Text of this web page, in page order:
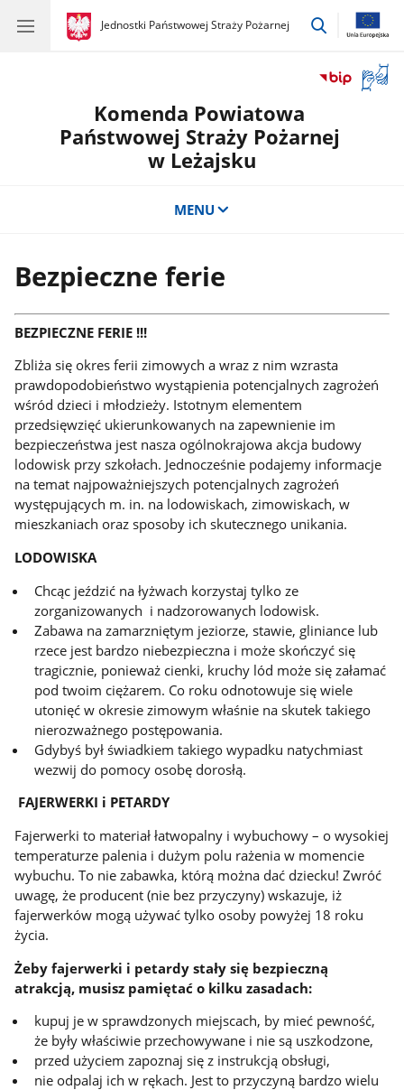
gov.pl
Jednostki Państwowej Straży Pożarnej
gov.pl
Jednostki
przejdź
okno
Komenda Powiatowa
Państwowej Straży Pożarnej
w Leżajsku
MENU
Bezpieczne ferie
BEZPIECZNE FERIE !!!
Zbliża się okres ferii zimowych a wraz z nim wzrasta
prawdopodobieństwo wystąpienia potencjalnych zagrożeń
wśród dzieci i młodzieży. Istotnym elementem
przedsięwzięć ukierunkowanych na zapewnienie im
bezpieczeństwa jest nasza ogólnokrajowa akcja budowy
lodowisk przy szkołach. Jednocześnie podajemy informacje
na temat najpoważniejszych potencjalnych zagrożeń
występujących m. in. na lodowiskach, zimowiskach, w
mieszkaniach oraz sposoby ich skutecznego unikania.
LODOWISKA
Chcąc jeździć na łyżwach korzystaj tylko ze
zorganizowanych i nadzorowanych lodowisk.
Zabawa na zamarzniętym jeziorze, stawie, gliniance lub
rzece jest bardzo niebezpieczna i może skończyć się
tragicznie, ponieważ cienki, kruchy lód może się załamać
pod twoim ciężarem. Co roku odnotowuje się wiele
utonięć w okresie zimowym właśnie na skutek takiego
nierozważnego postępowania.
Gdybyś był świadkiem takiego wypadku natychmiast
wezwij do pomocy osobę dorosłą.
FAJERWERKI i PETARDY
Fajerwerki to materiał łatwopalny i wybuchowy – o wysokiej
temperaturze palenia i dużym polu rażenia w momencie
wybuchu. To nie zabawka, którą można dać dziecku! Zwróć
uwagę, że producent (nie bez przyczyny) wskazuje, iż
fajerwerków mogą używać tylko osoby powyżej 18 roku
życia.
Żeby fajerwerki i petardy stały się bezpieczną
atrakcją, musisz pamiętać o kilku zasadach:
kupuj je w sprawdzonych miejscach, by mieć pewność,
że były właściwie przechowywane i nie są uszkodzone,
przed użyciem zapoznaj się z instrukcją obsługi,
nie odpalaj ich w rękach. Jest to przyczyną bardzo wielu